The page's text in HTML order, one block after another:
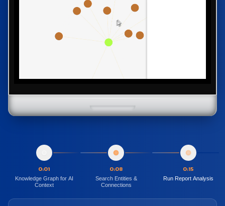
0:01
Knowledge Graph for AI
Context
0:08
Search Entities &
Connections
0:15
Run Report Analysis